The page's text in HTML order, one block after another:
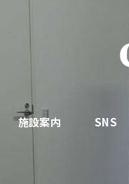
施設案内 SNS